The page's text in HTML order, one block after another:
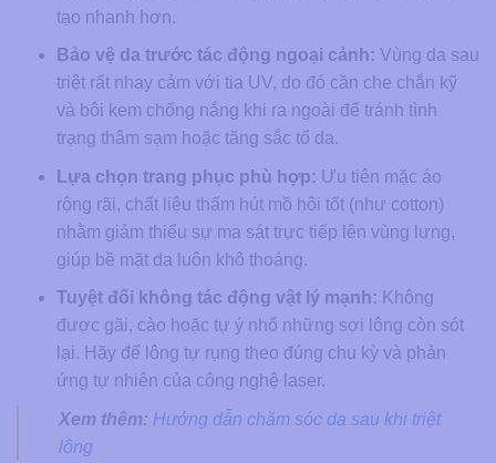
tạo nhanh hơn.
Bảo vệ da trước tác động ngoại cảnh: Vùng da sau
triệt rất nhạy cảm với tia UV, do đó cần che chắn kỹ
và bôi kem chống nắng khi ra ngoài để tránh tình
trạng thâm sạm hoặc tăng sắc tố da.
Lựa chọn trang phục phù hợp: Ưu tiên mặc áo
rộng rãi, chất liệu thấm hút mồ hôi tốt (như cotton)
nhằm giảm thiểu sự ma sát trực tiếp lên vùng lưng,
giúp bề mặt da luôn khô thoáng.
Tuyệt đối không tác động vật lý mạnh: Không
được gãi, cào hoặc tự ý nhổ những sợi lông còn sót
lại. Hãy để lông tự rụng theo đúng chu kỳ và phản
ứng tự nhiên của công nghệ laser.
Xem thêm: Hướng dẫn chăm sóc da sau khi triệt
lông